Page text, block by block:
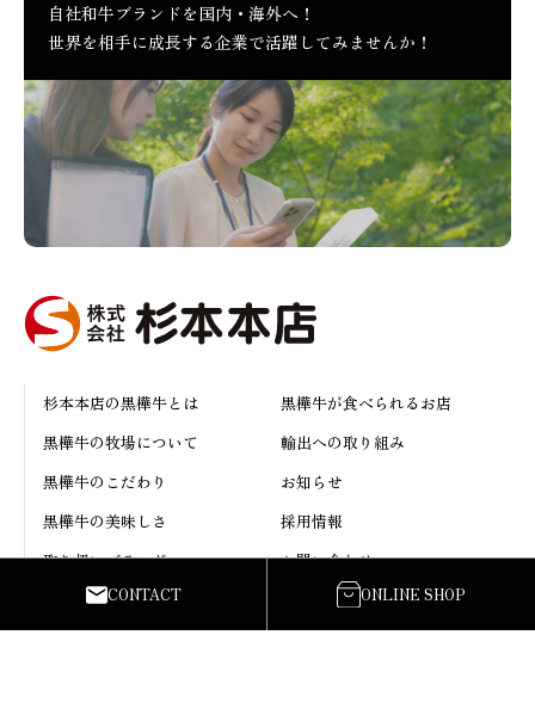
CONTACT ONLINE SHOP
自社和牛ブランドを国内・海外へ！
世界を相手に成長する企業で活躍してみませんか！
杉本本店の黒樺牛とは
黒樺牛が食べられるお店
黒樺牛の牧場について
輸出への取り組み
黒樺牛のこだわり
お知らせ
黒樺牛の美味しさ
採用情報
取り扱いブランド
お問い合わせ
株式会社 杉本本店